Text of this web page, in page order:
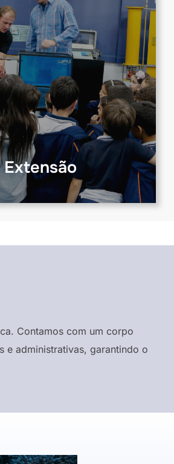
Contamos com um corpo
e administrativas, garantindo o